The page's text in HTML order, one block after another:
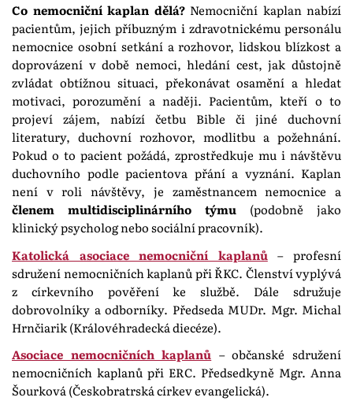
Co nemocniční kaplan dělá? Nemocniční kaplan nabízí
pacientům, jejich příbuzným i zdravotnickému personálu
nemocnice osobní setkání a rozhovor, lidskou blízkost a
doprovázení v době nemoci, hledání cest, jak důstojně
zvládat obtížnou situaci, překonávat osamění a hledat
motivaci, porozumění a naději. Pacientům, kteří o to
projeví zájem, nabízí četbu Bible či jiné duchovní
literatury, duchovní rozhovor, modlitbu a požehnání.
Pokud o to pacient požádá, zprostředkuje mu i návštěvu
duchovního podle pacientova přání a vyznání. Kaplan
není v roli návštěvy, je zaměstnancem nemocnice a
členem multidisciplinárního týmu (podobně jako
klinický psycholog nebo sociální pracovník).
Katolická asociace nemocniční kaplanů– profesní
sdružení nemocničních kaplanů při ŘKC. Členství vyplývá
z církevního pověření ke službě. Dále sdružuje
dobrovolníky a odborníky. Předseda MUDr. Mgr. Michal
Hrnčiarik (Královéhradecká diecéze).
Asociace nemocničních kaplanů – občanské sdružení
nemocničních kaplanů při ERC. Předsedkyně Mgr. Anna
Šourková (Českobratrská církev evangelická).